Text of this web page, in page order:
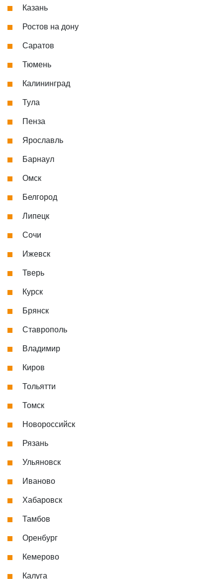
Казань
Ростов на дону
Саратов
Тюмень
Калининград
Тула
Пенза
Ярославль
Барнаул
Омск
Белгород
Липецк
Сочи
Ижевск
Тверь
Курск
Брянск
Ставрополь
Владимир
Киров
Тольятти
Томск
Новороссийск
Рязань
Ульяновск
Иваново
Хабаровск
Тамбов
Оренбург
Кемерово
Калуга